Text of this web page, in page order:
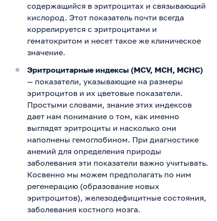
содержащийся в эритроцитах и связывающий
кислород. Этот показатель почти всегда
коррелируется с эритроцитами и
гематокритом и несет такое же клиническое
значение.
Эритроцитарные индексы (MCV, MCH, MCHC)
— показатели, указывающие на размеры
эритроцитов и их цветовые показатели.
Простыми словами, знание этих индексов
дает нам понимание о том, как именно
выглядят эритроциты и насколько они
наполнены гемоглобином. При диагностике
анемий для определения природы
заболевания эти показатели важно учитывать.
Косвенно мы можем предполагать по ним
регенерацию (образование новых
эритроцитов), железодефицитные состояния,
заболевания костного мозга.